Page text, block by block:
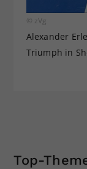
© zVg
Alexander
Triumph in
Top-